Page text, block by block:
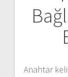
Anahtar